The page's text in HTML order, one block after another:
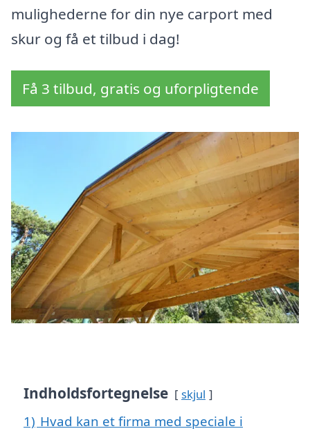
mulighederne for din nye carport med
skur og få et tilbud i dag!
Få 3 tilbud, gratis og uforpligtende
Indholdsfortegnelse skjul
1) Hvad kan et firma med speciale i